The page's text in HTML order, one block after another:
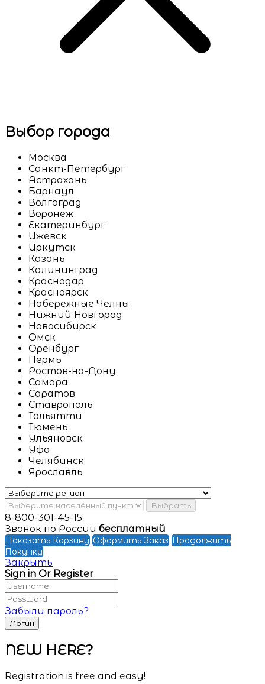
Выбор города
Москва
Санкт-Петербург
Астрахань
Барнаул
Волгоград
Воронеж
Екатеринбург
Ижевск
Иркутск
Казань
Калининград
Краснодар
Красноярск
Набережные Челны
Нижний Новгород
Новосибирск
Омск
Оренбург
Пермь
Ростов-на-Дону
Самара
Саратов
Ставрополь
Тольятти
Тюмень
Ульяновск
Уфа
Челябинск
Ярославль
Выбрать
8-800-301-45-15
Звонок по России бесплатный
Показать Корзину Оформить Заказ Продолжить
Покупку
Закрыть
Sign in Or Register
Забыли пароль?
NEW HERE?
Registration is free and easy!